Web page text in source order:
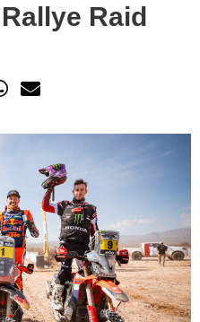
Raid